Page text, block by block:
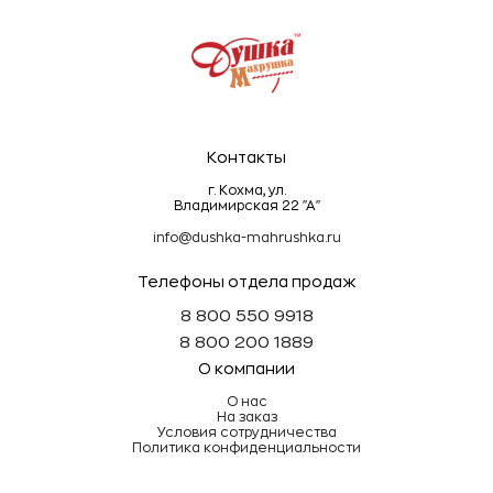
Контакты
г. Кохма, ул.
Владимирская 22 "А"
info@dushka-mahrushka.ru
Телефоны отдела продаж
8 800 550 9918
8 800 200 1889
О компании
О нас
На заказ
Условия сотрудничества
Политика конфиденциальности